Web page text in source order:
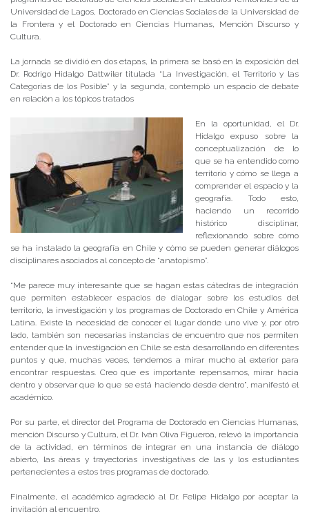
Universidad de Lagos, Doctorado en Ciencias Sociales de la Universidad de
la Frontera y el Doctorado en Ciencias Humanas, Mención Discurso y
Cultura.
La jornada se dividió en dos etapas, la primera se basó en la exposición del
Dr. Rodrigo Hidalgo Dattwiler titulada “La Investigación, el Territorio y las
Categorías de los Posible” y la segunda, contempló un espacio de debate
en relación a los tópicos tratados
En la oportunidad, el Dr.
Hidalgo expuso sobre la
conceptualización de lo
que se ha entendido como
territorio y cómo se llega a
comprender el espacio y la
geografía. Todo esto,
haciendo un recorrido
histórico disciplinar,
reflexionando sobre cómo
se ha instalado la geografía en Chile y cómo se pueden generar diálogos
disciplinares asociados al concepto de “anatopismo”.
“Me parece muy interesante que se hagan estas cátedras de integración
que permiten establecer espacios de dialogar sobre los estudios del
territorio, la investigación y los programas de Doctorado en Chile y América
Latina. Existe la necesidad de conocer el lugar donde uno vive y, por otro
lado, también son necesarias instancias de encuentro que nos permiten
entender que la investigación en Chile se está desarrollando en diferentes
puntos y que, muchas veces, tendemos a mirar mucho al exterior para
encontrar respuestas. Creo que es importante repensarnos, mirar hacia
dentro y observar que lo que se está haciendo desde dentro”, manifestó el
académico.
Por su parte, el director del Programa de Doctorado en Ciencias Humanas,
mención Discurso y Cultura, el Dr. Iván Oliva Figueroa, relevó la importancia
de la actividad, en términos de integrar en una instancia de diálogo
abierto, las áreas y trayectorias investigativas de las y los estudiantes
pertenecientes a estos tres programas de doctorado.
Finalmente, el académico agradeció al Dr. Felipe Hidalgo por aceptar la
invitación al encuentro.